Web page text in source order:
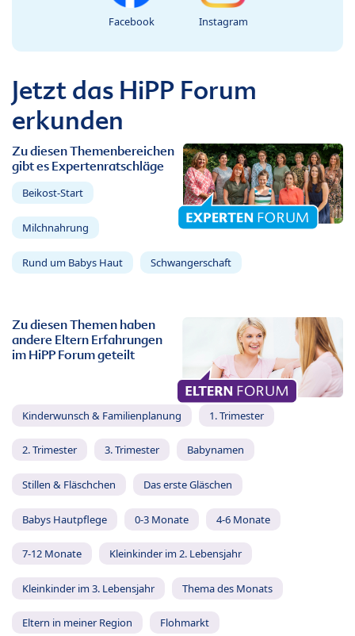
Facebook Instagram
Jetzt das HiPP Forum
erkunden
Zu diesen Themenbereichen
gibt es Expertenratschläge
Beikost-Start
Milchnahrung
Rund um Babys Haut Schwangerschaft
Zu diesen Themen haben
andere Eltern Erfahrungen
im HiPP Forum geteilt
Kinderwunsch & Familienplanung 1. Trimester
2. Trimester 3. Trimester Babynamen
Stillen & Fläschchen Das erste Gläschen
Babys Hautpflege 0-3 Monate 4-6 Monate
7-12 Monate Kleinkinder im 2. Lebensjahr
Kleinkinder im 3. Lebensjahr Thema des Monats
Eltern in meiner Region Flohmarkt